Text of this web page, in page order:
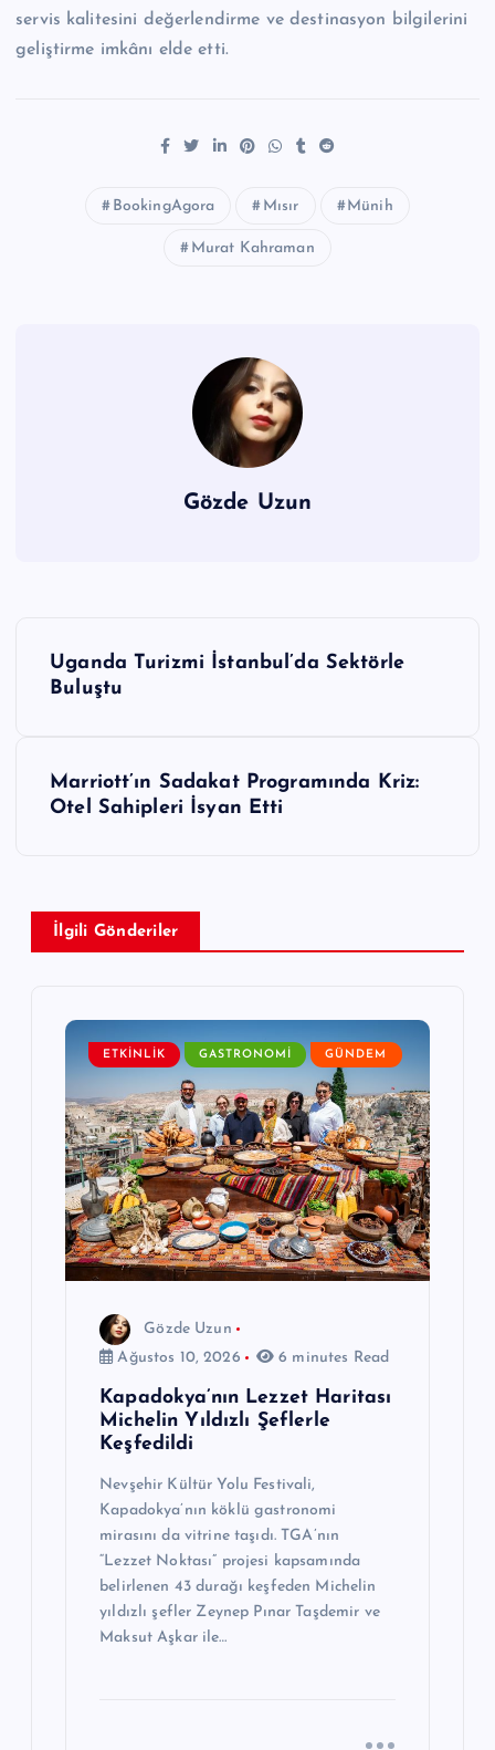
servis kalitesini değerlendirme ve destinasyon bilgilerini
geliştirme imkânı elde etti.
BookingAgora Mısır Münih
Murat Kahraman
Gözde Uzun
z
Uganda Turizmi İstanbul’da Sektörle
Buluştu
Marriott’ın Sadakat Programında Kriz:
Otel Sahipleri İsyan Etti
İlgili Gönderiler
ETKINLIK GASTRONOMI GÜNDEM
Gözde Uzun
Ağustos 10, 2026
6 minutes Read
Kapadokya’nın Lezzet Haritası
Michelin Yıldızlı Şeflerle
Keşfedildi
Nevşehir Kültür Yolu Festivali,
Kapadokya’nın köklü gastronomi
mirasını da vitrine taşıdı. TGA’nın
“Lezzet Noktası” projesi kapsamında
belirlenen 43 durağı keşfeden Michelin
yıldızlı şefler Zeynep Pınar Taşdemir ve
Maksut Aşkar ile…